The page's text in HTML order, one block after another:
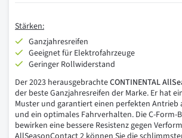
Stärken:
Ganzjahresreifen
Geeignet für Elektrofahrzeuge
Geringer Rollwiderstand
Der 2023 herausgebrachteCONTINENTAL
der beste Ganzjahresreifen der Marke. Er hat
Muster und garantiert einen perfekten Antrieb
und ein optimales Fahrverhalten. Die C-Form-
bewirken eine bessere Resistenz gegen